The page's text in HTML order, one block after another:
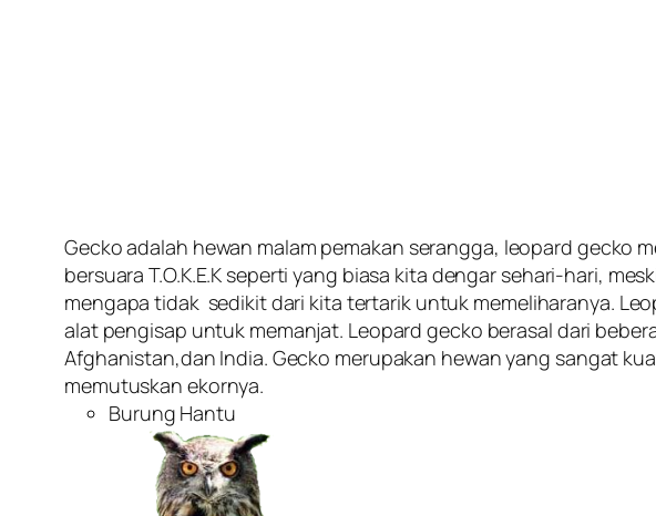
Gecko adalah hewan malam pemakan serangga, leopard gecko
bersuara T.O.K.E.K seperti yang biasa kita dengar sehari-hari,
mengapa tidak sedikit dari kita tertarik untuk memeliharanya.
alat pengisap untuk memanjat. Leopard gecko berasal dari
Afghanistan,dan India. Gecko merupakan hewan yang sangat
memutuskan ekornya.
Burung Hantu